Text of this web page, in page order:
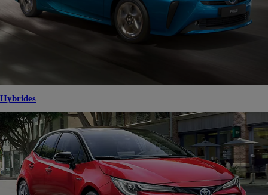
Hybrides